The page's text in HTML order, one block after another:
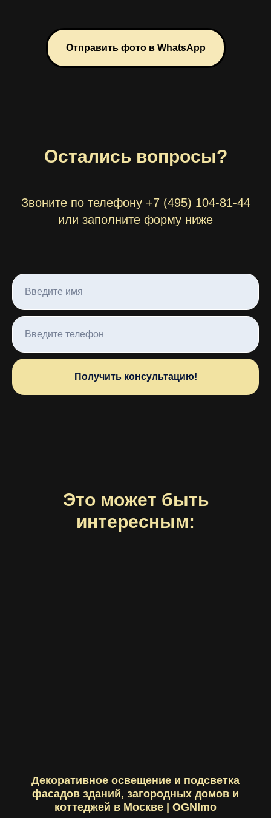
Отправить фото в WhatsApp
Остались вопросы?
Звоните по телефону +7 (495) 104-81-44
или заполните форму ниже
Получить консультацию!
Это может быть
интересным:
Декоративное освещение и подсветка
фасадов зданий, загородных домов и
коттеджей в Москве | OGNImo